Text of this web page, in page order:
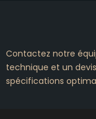
Contactez notre
technique et un
spécifications